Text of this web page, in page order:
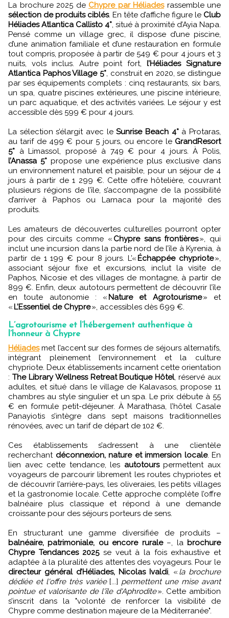
La brochure 2025 de Chypre par Héliadesrassemble une
sélection de produits ciblés. En tête d’affiche figure le Club
Héliades Atlantica Callisto 4*, situé à proximité d’Ayia Napa.
Pensé comme un village grec, il dispose d’une piscine,
d’une animation familiale et d’une restauration en formule
tout compris, proposée à partir de 549 € pour 4 jours et 3
nuits, vols inclus. Autre point fort,l’Héliades Signature
Atlantica Paphos Village 5*, construit en 2020, se distingue
par ses équipements complets : cinq restaurants, six bars,
un spa, quatre piscines extérieures, une piscine intérieure,
un parc aquatique, et des activités variées. Le séjour y est
accessible dès 599 € pour 4 jours.
La sélection s’élargit avec leSunrise Beach 4*à Protaras,
au tarif de 499 € pour 5 jours, ou encore le GrandResort
5* à Limassol, proposé à 749 € pour 4 jours. À Polis,
l’Anassa 5*propose une expérience plus exclusive dans
un environnement naturel et paisible, pour un séjour de 4
jours à partir de 1 299 €. Cette offre hôtelière, couvrant
plusieurs régions de l’île, s’accompagne de la possibilité
d’arriver à Paphos ou Larnaca pour la majorité des
produits.
Les amateurs de découvertes culturelles pourront opter
pour des circuits comme « Chypre sans frontières», qui
inclut une incursion dans la partie nord de l’île à Kyrenia, à
partir de 1 199 € pour 8 jours. L’« Échappée chypriote»,
associant séjour fixe et excursions, inclut la visite de
Paphos, Nicosie et des villages de montagne, à partir de
899 €. Enfin, deux autotours permettent de découvrir l’île
en toute autonomie : « Nature et Agrotourisme» et
« L’Essentiel de Chypre», accessibles dès 699 €.
L’agrotourisme et l’hébergement authentique à
l’honneur à Chypre
Héliadesmet l’accent sur des formes de séjours alternatifs,
intégrant pleinement l’environnement et la culture
chypriote. Deux établissements incarnent cette orientation
: The Library Wellness Retreat Boutique Hôtel, réservé aux
adultes, et situé dans le village de Kalavasos, propose 11
chambres au style singulier et un spa. Le prix débute à 55
€ en formule petit-déjeuner. À Marathasa, l’hôtel Casale
Panayiotis s’intègre dans sept maisons traditionnelles
rénovées, avec un tarif de départ de 102 €.
Ces établissements s’adressent à une clientèle
recherchant déconnexion, nature et immersion locale. En
lien avec cette tendance, les autotourspermettent aux
voyageurs de parcourir librement les routes chypriotes et
de découvrir l’arrière-pays, les oliveraies, les petits villages
et la gastronomie locale. Cette approche complète l’offre
balnéaire plus classique et répond à une demande
croissante pour des séjours porteurs de sens.
En structurant une gamme diversifiée de produits –
balnéaire, patrimoniale, ou encore rurale–, la brochure
Chypre Tendances 2025se veut à la fois exhaustive et
adaptée à la pluralité des attentes des voyageurs. Pour le
directeur général d’Héliades, Nicolas Ivaldi, « la brochure
dédiée et l'offre très variée[...] permettent une mise avant
pointue et valorisante de l'île d'Aphrodite». Cette ambition
s’inscrit dans la "volonté de renforcer la visibilité de
Chypre comme destination majeure de la Méditerranée".